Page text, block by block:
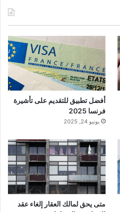
أفضل تطبيق للتقديم على تأشيرة
فرنسا 2025
يونيو 24, 2025
متى يحق لمالك العقار إلغاء عقد